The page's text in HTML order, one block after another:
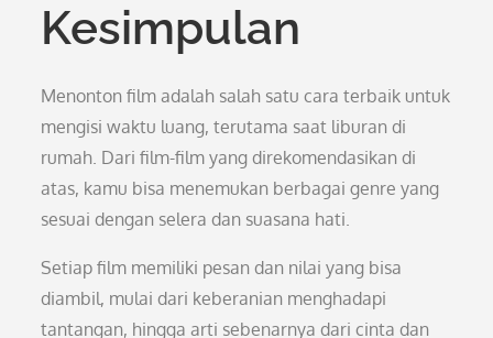
Kesimpulan
Menonton film adalah salah satu cara terbaik untuk
mengisi waktu luang, terutama saat liburan di
rumah. Dari film-film yang direkomendasikan di
atas, kamu bisa menemukan berbagai genre yang
sesuai dengan selera dan suasana hati.
Setiap film memiliki pesan dan nilai yang bisa
diambil, mulai dari keberanian menghadapi
tantangan, hingga arti sebenarnya dari cinta dan